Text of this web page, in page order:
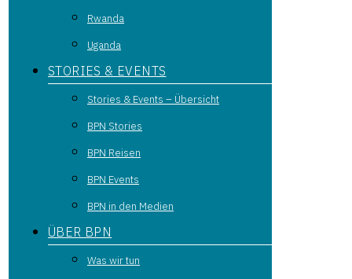
Rwanda
Uganda
STORIES & EVENTS
Stories & Events – Übersicht
BPN Stories
BPN Reisen
BPN Events
BPN in den Medien
ÜBER BPN
Was wir tun